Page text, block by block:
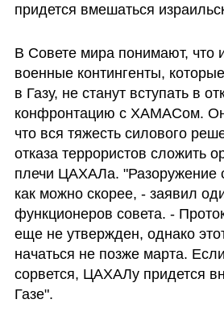
придется вмешаться
В Совете мира понимают, что
военные контингенты,
в Газу, не станут вступать в
конфронтацию с ХАМАСом.
что вся тяжесть силового
отказа террористов сложить
плечи ЦАХАЛа. "Разоружение
как можно скорее, - заявил
функционеров совета. -
еще не утвержден, однако
начаться не позже марта.
сорвется, ЦАХАЛу придется
Газе".